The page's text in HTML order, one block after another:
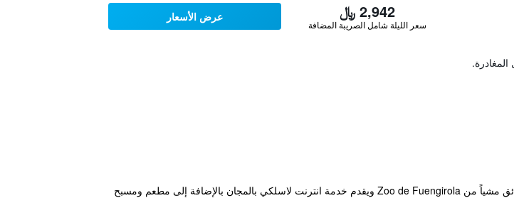
2,942 ﷼
سعر الليلة شامل الصريبة المضافة
عرض الأسعار
Hotel Las Rampas Fuengirola فوينخيرولا. يبعد الفندق مسافة عشر دقائق مشياً من Zoo de Fuengirola ويقدم خدمة انترنت لاسلكي بالمجان بالإضافة إلى مطعم ومسبح